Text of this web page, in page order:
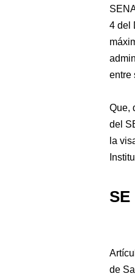
4 del
entre
Que,
del
la
SE
de